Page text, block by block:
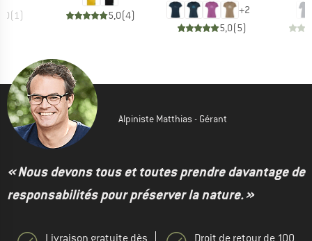
(1) 5,0(4) +2
5,0(5)
Alpiniste Matthias - Gérant
« Nous devons tous et toutes prendre davantage de
responsabilités pour préserver la nature. »